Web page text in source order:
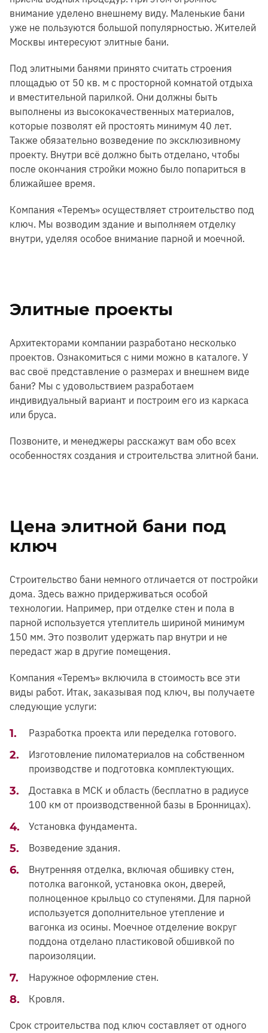
внимание уделено внешнему виду. Маленькие бани
уже не пользуются большой популярностью. Жителей
Москвы интересуют элитные бани.
Под элитными банями принято считать строения
площадью от 50 кв. м с просторной комнатой отдыха
и вместительной парилкой. Они должны быть
выполнены из высококачественных материалов,
которые позволят ей простоять минимум 40 лет.
Также обязательно возведение по эксклюзивному
проекту. Внутри всё должно быть отделано, чтобы
после окончания стройки можно было попариться в
ближайшее время.
Компания «Теремъ» осуществляет строительство под
ключ. Мы возводим здание и выполняем отделку
внутри, уделяя особое внимание парной и моечной.
Элитные проекты
Архитекторами компании разработано несколько
проектов. Ознакомиться с ними можно в каталоге. У
вас своё представление о размерах и внешнем виде
бани? Мы с удовольствием разработаем
индивидуальный вариант и построим его из каркаса
или бруса.
Позвоните, и менеджеры расскажут вам обо всех
особенностях создания и строительства элитной бани.
Цена элитной бани под
ключ
Строительство бани немного отличается от постройки
дома. Здесь важно придерживаться особой
технологии. Например, при отделке стен и пола в
парной используется утеплитель шириной минимум
150 мм. Это позволит удержать пар внутри и не
передаст жар в другие помещения.
Компания «Теремъ» включила в стоимость все эти
виды работ. Итак, заказывая под ключ, вы получаете
следующие услуги:
Разработка проекта или переделка готового.
Изготовление пиломатериалов на собственном
производстве и подготовка комплектующих.
Доставка в МСК и область (бесплатно в радиусе
100 км от производственной базы в Бронницах).
Установка фундамента.
Возведение здания.
Внутренняя отделка, включая обшивку стен,
потолка вагонкой, установка окон, дверей,
полноценное крыльцо со ступенями. Для парной
используется дополнительное утепление и
вагонка из осины. Моечное отделение вокруг
поддона отделано пластиковой обшивкой по
пароизоляции.
Наружное оформление стен.
Кровля.
Срок строительства под ключ составляет от одного